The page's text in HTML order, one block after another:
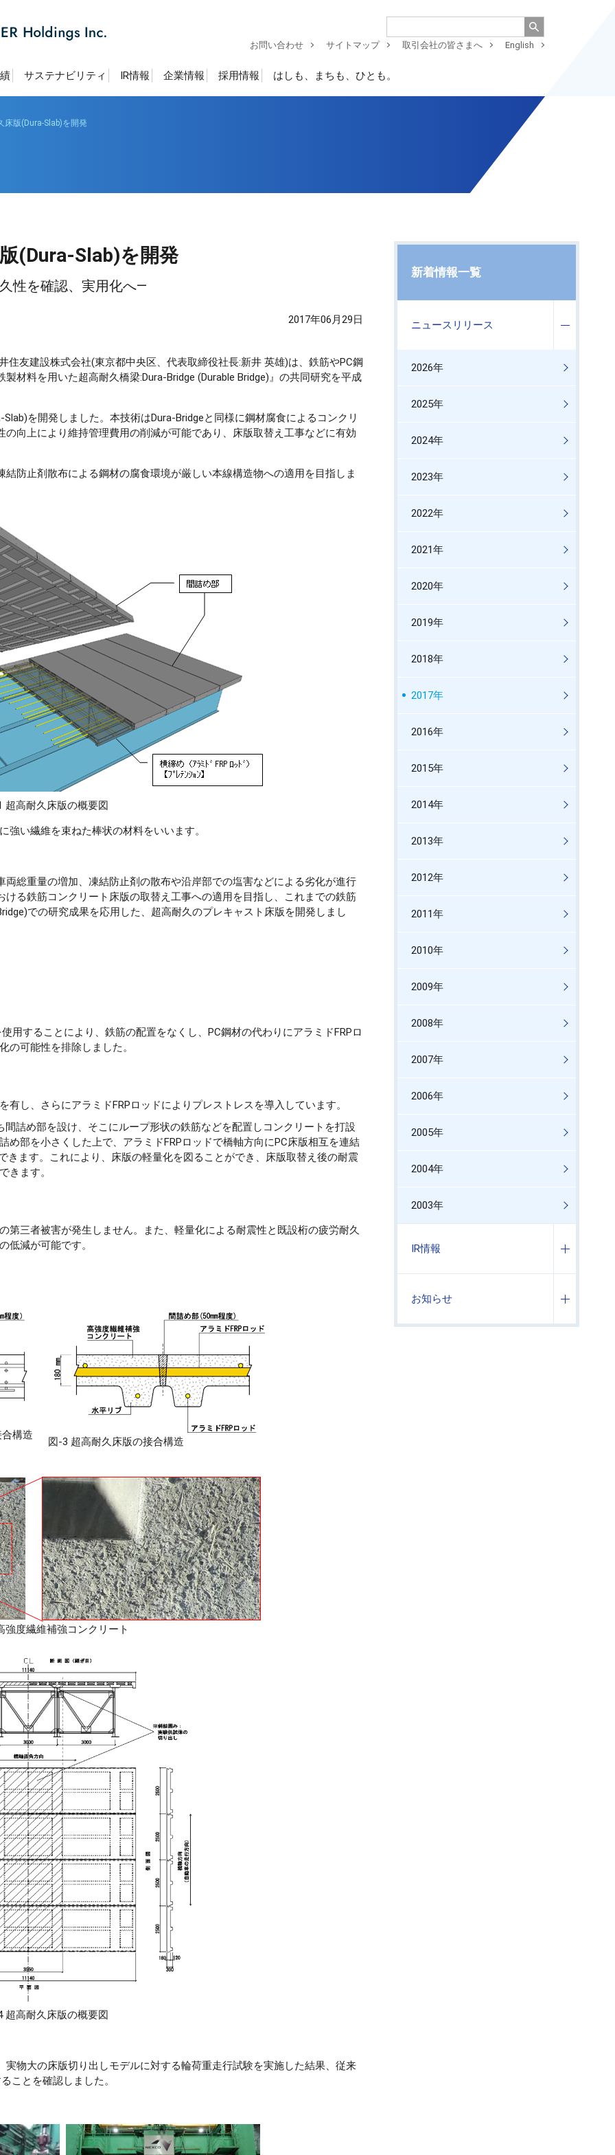
お問い合わせ サイトマップ 取引会社の皆さまへ English
サステナビリティ IR情報 企業情報 採用情報 はしも、まちも、ひとも。
床版(Dura-Slab)を開発
(Dura-Slab)を開発
性を確認、実用化へ―
2017年06月29日
住友建設株式会社(東京都中央区、代表取締役社長:新井 英雄)は、鉄筋やPC鋼
材料を用いた超高耐久橋梁:Dura-Bridge (Durable Bridge)』の共同研究を平成
を開発しました。本技術はDura-Bridgeと同様に鋼材腐食によるコンクリ
向上により維持管理費用の削減が可能であり、床版取替え工事などに有効
防止剤散布による鋼材の腐食環境が厳しい本線構造物への適用を目指しま
超高耐久床版の概要図
強い繊維を束ねた棒状の材料をいいます。
総重量の増加、凍結防止剤の散布や沿岸部での塩害などによる劣化が進行
る鉄筋コンクリート床版の取替え工事への適用を目指し、これまでの鉄筋
での研究成果を応用した、超高耐久のプレキャスト床版を開発しまし
用することにより、鉄筋の配置をなくし、PC鋼材の代わりにアラミドFRPロ
の可能性を排除しました。
し、さらにアラミドFRPロッドによりプレストレスを導入しています。
詰め部を設け、そこにループ形状の鉄筋などを配置しコンクリートを打設
部を小さくした上で、アラミドFRPロッドで橋軸方向にPC床版相互を連結
ます。これにより、床版の軽量化を図ることができ、床版取替え後の耐震
きます。
第三者被害が発生しません。また、軽量化による耐震性と既設桁の疲労耐久
低減が可能です。
構造
図-3 超高耐久床版の接合構造
強度繊維補強コンクリート
超高耐久床版の概要図
物大の床版切り出しモデルに対する輪荷重走行試験を実施した結果、従来
ことを確認しました。
新着情報一覧
ニュースリリース
2026年
2025年
2024年
2023年
2022年
2021年
2020年
2019年
2018年
2017年
2016年
2015年
2014年
2013年
2012年
2011年
2010年
2009年
2008年
2007年
2006年
2005年
2004年
2003年
IR情報
お知らせ